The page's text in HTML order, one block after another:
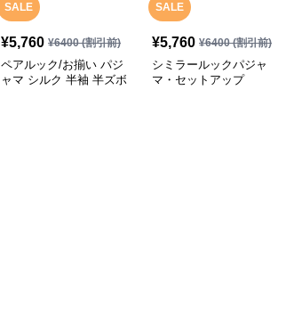
SALE
¥5,760 ¥6400(割引前)
ペアルック/お揃い パジ
ャマ シルク 半袖 半ズボ
SALE
¥5,760 ¥6400(割引前)
シミラールックパジャ
マ・セットアップ